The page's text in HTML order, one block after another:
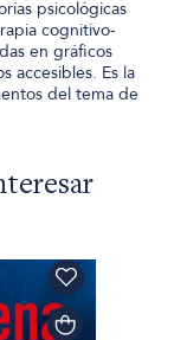
psicológicas
cognitivo-
en gráficos
accesibles. Es la
del tema de